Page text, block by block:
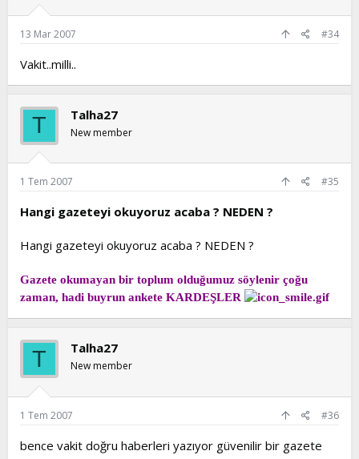
13 Mar 2007 #34
Vakit..milli..
T Talha27
New member
1 Tem 2007 #35
Hangi gazeteyi okuyoruz acaba ? NEDEN ?
Hangi gazeteyi okuyoruz acaba ? NEDEN ?
Gazete okumayan bir toplum olduğumuz söylenir çoğu
zaman, hadi buyrun ankete KARDEŞLER
T Talha27
New member
1 Tem 2007 #36
bence vakit doğru haberleri yazıyor güvenilir bir gazete